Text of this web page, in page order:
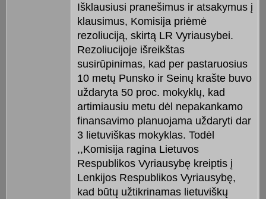
Išklausiusi pranešimus ir atsakymus į
klausimus, Komisija priėmė
rezoliuciją, skirtą LR Vyriausybei.
Rezoliucijoje išreikštas
susirūpinimas, kad per pastaruosius
10 metų Punsko ir Seinų krašte buvo
uždaryta 50 proc. mokyklų, kad
artimiausiu metu dėl nepakankamo
finansavimo planuojama uždaryti dar
3 lietuviškas mokyklas. Todėl
,,Komisija ragina Lietuvos
Respublikos Vyriausybę kreiptis į
Lenkijos Respublikos Vyriausybę,
kad būtų užtikrinamas lietuviškų